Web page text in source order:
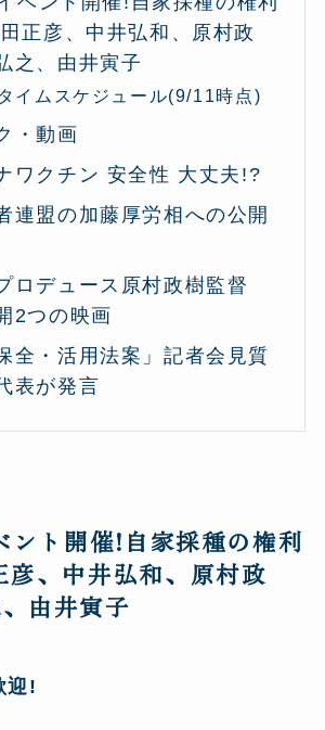
正彦、中井弘和、原村政
之、由井寅子
イムスケジュール(9/11時点)
・動画
ワクチン 安全性 大丈夫!?
連盟の加藤厚労相への公開
ロデュース原村政樹監督
2つの映画
全・活用法案」記者会見質
表が発言
ト開催!自家採種の権利
彦、中井弘和、原村政
由井寅子
迎!